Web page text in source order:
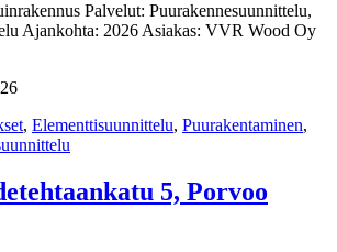
Palvelut: Puurakennesuunnittelu,
Ajankohta: 2026 Asiakas: VVR Wood Oy
, Elementtisuunnittelu, Puurakentaminen,
5, Porvoo